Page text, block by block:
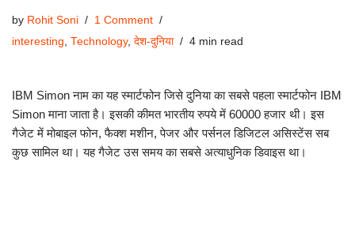
by Rohit Soni
1 Comment
interesting, Technology, देश-दुनिया 4 min read
IBM Simon नाम का यह स्मार्टफोन जिसे दुनिया का सबसे पहला स्मार्टफोन IBM
Simon माना जाता है। इसकी कीमत भारतीय रुपये में 60000 हजार थी। इस
गैजेट में मोबाइल फोन, फैक्श मशीन, पेजर और पर्सनल डिजिटल असिस्टेंस सब
कुछ सामिल था। यह गैजेट उस समय का सबसे अत्याधुनिक डिवाइस था।